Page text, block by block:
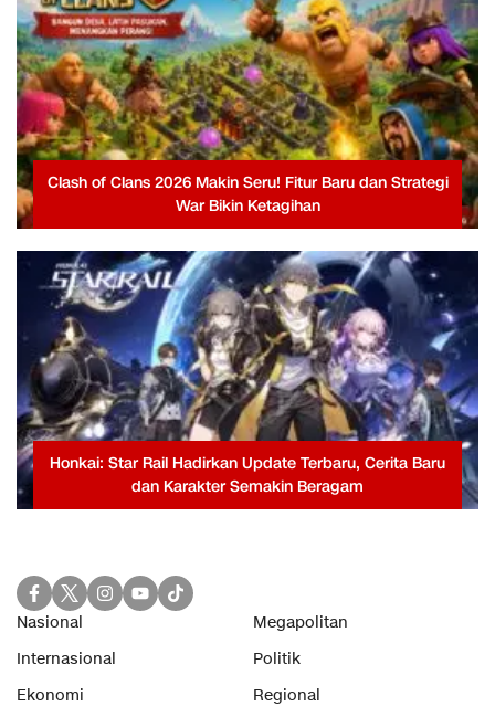
Clash of Clans 2026 Makin Seru! Fitur Baru dan Strategi
War Bikin Ketagihan
Honkai: Star Rail Hadirkan Update Terbaru, Cerita Baru
dan Karakter Semakin Beragam
Nasional
Megapolitan
Internasional
Politik
Ekonomi
Regional